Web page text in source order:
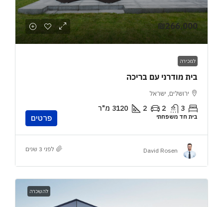
₪266,000
למכירה
בית מודרני עם בריכה
ירושלים, ישראל
3
2
2
3120 מ"ר
בית חד משפחתי פרטים
David Rosen לפני 3 שנים
להשכרה